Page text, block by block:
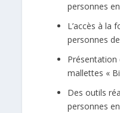
personnes
L’accès à la
personnes
Présentation
mallettes «
Des outils
personnes